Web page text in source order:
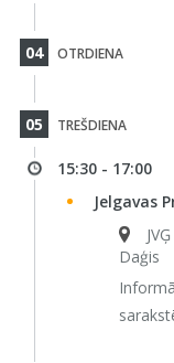
04 OTRDIENA
05 TREŠDIENA
15:30 - 17:00
Jelgavas
Daģis